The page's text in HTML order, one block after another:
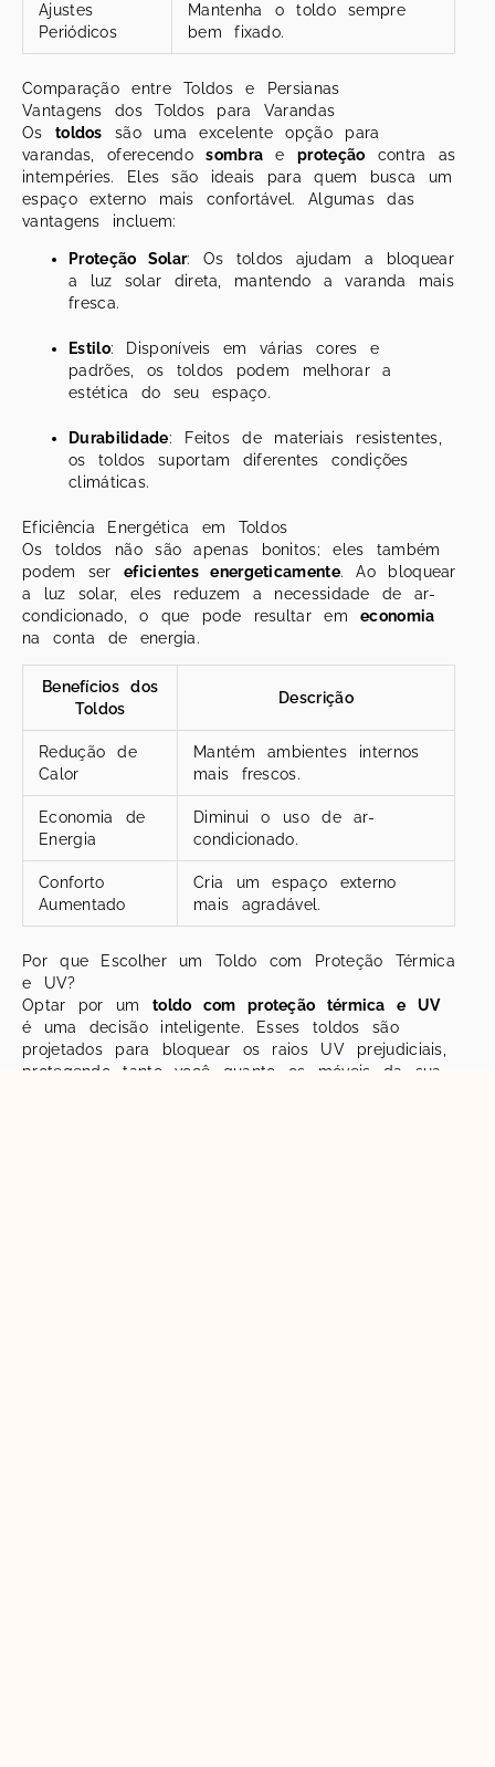
Ajustes
Periódicos
Mantenha o toldo sempre
bem fixado.
Comparação entre Toldos e Persianas
Vantagens dos Toldos para Varandas
Os toldos são uma excelente opção para
varandas, oferecendosombra eproteção contra as
intempéries. Eles são ideais para quem busca um
espaço externo mais confortável. Algumas das
vantagens incluem:
Proteção Solar: Os toldos ajudam a bloquear
a luz solar direta, mantendo a varanda mais
fresca.
Estilo: Disponíveis em várias cores e
padrões, os toldos podem melhorar a
estética do seu espaço.
Durabilidade: Feitos de materiais resistentes,
os toldos suportam diferentes condições
climáticas.
Eficiência Energética em Toldos
Os toldos não são apenas bonitos; eles também
podem sereficientes energeticamente. Ao bloquear
a luz solar, eles reduzem a necessidade de ar-
condicionado, o que pode resultar emeconomia
na conta de energia.
Benefícios dos
Toldos
Descrição
Redução de
Calor
Mantém ambientes internos
mais frescos.
Economia de
Energia
Diminui o uso de ar-
condicionado.
Conforto
Aumentado
Cria um espaço externo
mais agradável.
Por que Escolher um Toldo com Proteção Térmica
e UV?
Optar por um toldo com proteção térmica e UV
é uma decisão inteligente. Esses toldos são
projetados para bloquear os raios UV prejudiciais,
protegendo tanto você quanto os móveis da sua